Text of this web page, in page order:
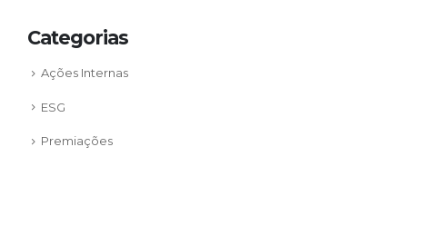
Categorias
Ações Internas
ESG
Premiações